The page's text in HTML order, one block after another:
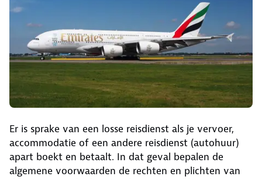
Er is sprake van een losse reisdienst als je vervoer,
accommodatie of een andere reisdienst (autohuur)
apart boekt en betaalt. In dat geval bepalen de
algemene voorwaarden de rechten en plichten van